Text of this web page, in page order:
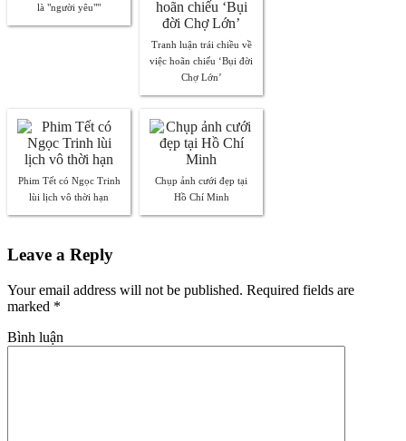
là "người yêu""
Tranh luận trái chiều về
việc hoãn chiếu ‘Bụi đời
Chợ Lớn’
Phim Tết có Ngọc Trinh
lùi lịch vô thời hạn
Chụp ảnh cưới đẹp tại
Hồ Chí Minh
Leave a Reply
Your email address will not be published. Required fields are
marked *
Bình luận